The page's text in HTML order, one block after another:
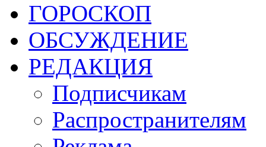
ГОРОСКОП
ОБСУЖДЕНИЕ
РЕДАКЦИЯ
Подписчикам
Распространителям